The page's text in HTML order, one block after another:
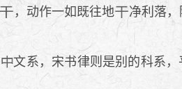
，动作一如既往地 净利落，
文系，宋书律则是别的科系